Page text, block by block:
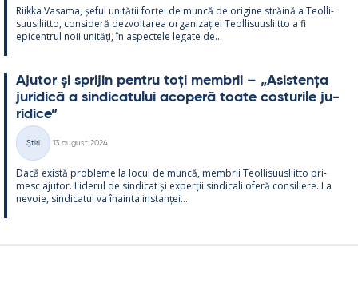
Riikka Va­sama, șe­ful unității forței de muncă de ori­gine străină a Teol­li­
suusl­liitto, con­si­deră dez­vol­ta­rea or­ga­nizației Teol­li­suus­liitto a fi
epicent­rul noii unități, în as­pec­tele le­gate de...
Aju­tor și spri­jin pentru toți mem­brii – „Asis­tența
ju­ri­dică a sin­dica­tu­lui aco­peră toate cos­tu­rile ju­
ri­dice”
Categorii
Știri
13 august 2024
Dacă există probleme la locul de muncă, mem­brii Teol­li­suus­liitto pri­
mesc aju­tor. Li­de­rul de sin­dicat și ex­perții sin­dicali oferă con­si­liere. La
ne­voie, sin­dica­tul va înainta ins­tanței...